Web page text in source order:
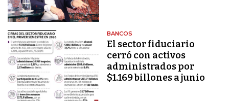
BANCOS
El sector fiduciario
cerró con activos
administrados por
$1.169 billones a junio